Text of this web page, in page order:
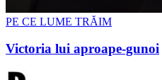
PE CE LUME TRĂIM
Victoria lui aproape-gunoi